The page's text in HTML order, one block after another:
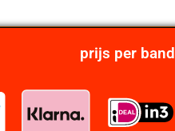
prijs per band